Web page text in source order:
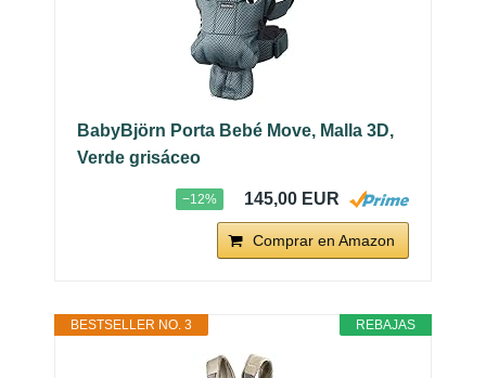
BabyBjörn Porta Bebé Move, Malla 3D,
Verde grisáceo
−12% 145,00 EUR
Comprar en Amazon
REBAJAS
BESTSELLER NO. 3